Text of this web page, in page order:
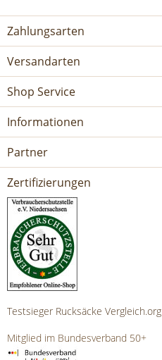
Zahlungsarten
Versandarten
Shop Service
Informationen
Partner
Zertifizierungen
Testsieger Rucksäcke Vergleich.org
Mitglied im Bundesverband 50+